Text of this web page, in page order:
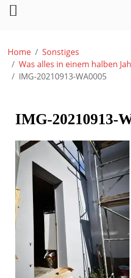
content
Home
Sonstiges
Was alles in einem halben
IMG-20210913-WA0005
IMG-20210913-